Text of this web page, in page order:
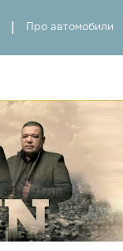
Про автомобили